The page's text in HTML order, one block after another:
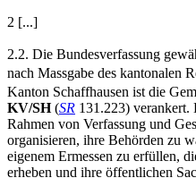
2 [...]
2.2. Die Bundesverfassung
nach Massgabe des kantonalen
Kanton Schaffhausen ist die
KV/SH(SR 131.223) verankert.
Rahmen von Verfassung und
organisieren, ihre Behörden zu
eigenem Ermessen zu erfüllen,
erheben und ihre öffentlichen